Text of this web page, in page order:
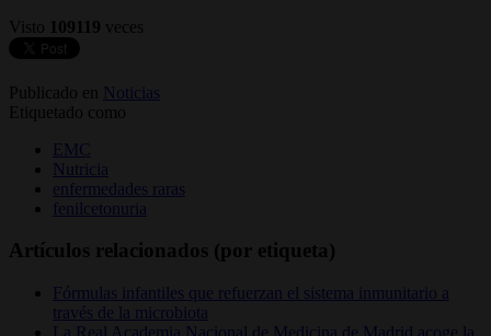
Visto 109119 veces
Publicado en
Noticias
Etiquetado como
EMC
Nutricia
enfermedades raras
fenilcetonuria
Artículos relacionados (por etiqueta)
Fórmulas infantiles que refuerzan el sistema inmunitario a
través de la microbiota